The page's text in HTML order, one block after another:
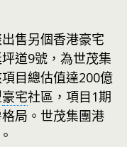
售另個香港豪宅
道9號，為世茂集
目總估值達200億
豪宅社區，項目1期
局。世茂集團港